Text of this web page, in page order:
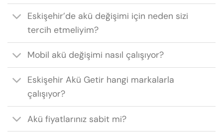
Eskişehir’de akü değişimi için neden sizi
tercih etmeliyim?
Mobil akü değişimi nasıl çalışıyor?
Eskişehir Akü Getir hangi markalarla
çalışıyor?
Akü fiyatlarınız sabit mi?